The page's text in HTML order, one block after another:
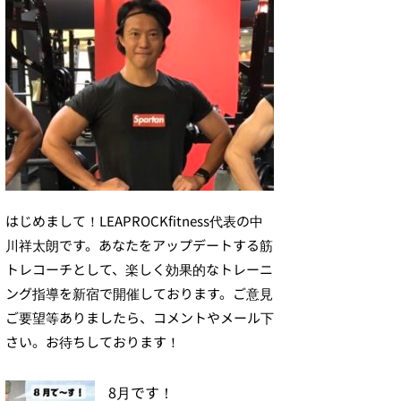
はじめまして！LEAPROCKfitness代表の中
川祥太朗です。あなたをアップデートする筋
トレコーチとして、楽しく効果的なトレーニ
ング指導を新宿で開催しております。ご意見
ご要望等ありましたら、コメントやメール下
さい。お待ちしております！
8月です！